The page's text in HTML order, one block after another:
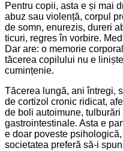
Pentru copii, asta e și mai
abuz sau violență, corpul
de somn, enurezis, dureri
ticuri, regres în vorbire.
Dar are: o memorie
tăcerea copilului nu e
cumințenie.
Tăcerea lungă, ani întregi,
de cortizol cronic ridicat,
de boli autoimune,
gastrointestinale. Asta e
e doar poveste
societatea preferă să-i